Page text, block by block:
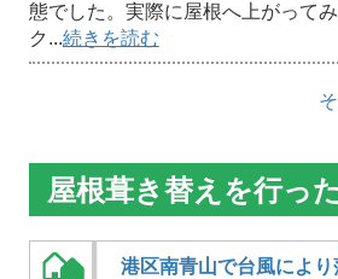
態でした。実際に屋根へ上がって
ク...続きを読む
屋根葺き替えを行っ
港区南青山で台風によ